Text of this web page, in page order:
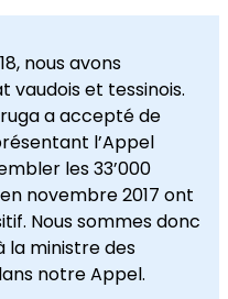
nous avons
vaudois et tessinois.
a accepté de
l’Appel
les 33’000
novembre 2017 ont
Nous sommes donc
la ministre des
notre Appel.